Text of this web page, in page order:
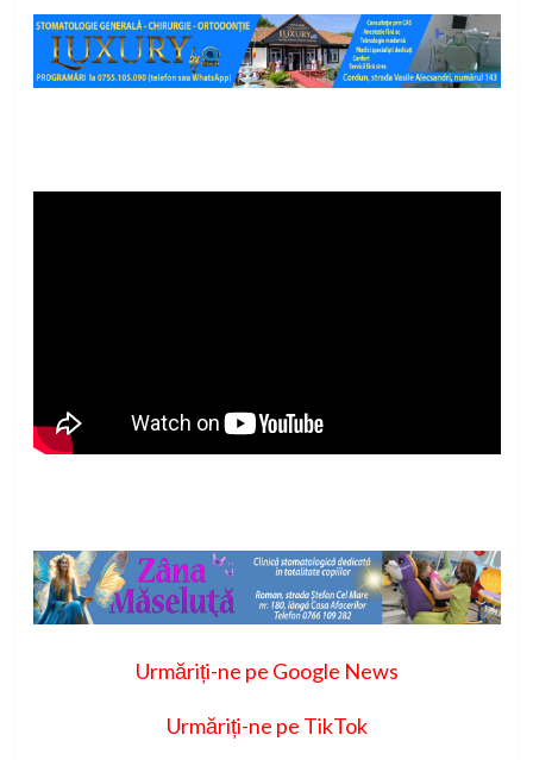
Urmăriți-ne pe Google News
Urmăriți-ne pe TikTok